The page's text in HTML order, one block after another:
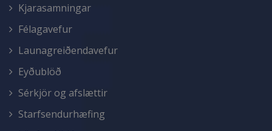
Kjarasamningar
Félagavefur
Launagreiðendavefur
Eyðublöð
Sérkjör og afslættir
Starfsendurhæfing